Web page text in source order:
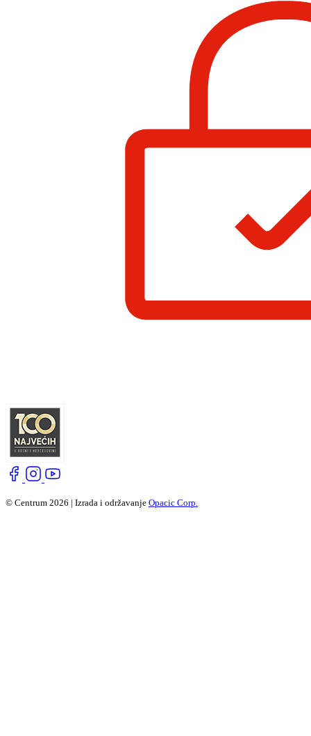
© Centrum 2026 | Izrada i održavanje Opacic Corp.